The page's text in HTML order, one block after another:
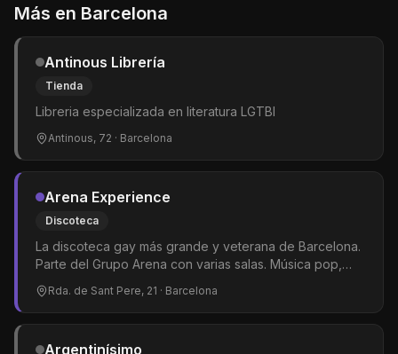
Más en Barcelona
Antinous Librería
Tienda
Libreria especializada en literatura LGTBI
Antinous, 72 · Barcelona
Arena Experience
Discoteca
La discoteca gay más grande y veterana de Barcelona.
Parte del Grupo Arena con varias salas. Música pop,
dance y hits del momento. Shows de drag queens y
gogós. El epicentro del clubbing LGTBIQ+ en la ciudad.
Rda. de Sant Pere, 21 · Barcelona
Argentinísimo